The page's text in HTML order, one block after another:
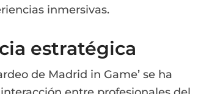
inmersivas.
estratégica
de Madrid in Game’ se ha